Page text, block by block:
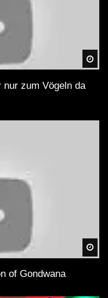
zum Vögeln da
of Gondwana